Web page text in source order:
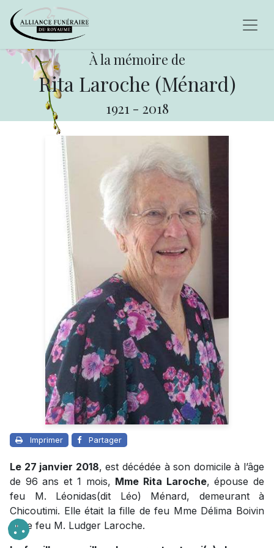
À la mémoire de
Rita Laroche (Ménard)
1921 - 2018
Imprimer Partager
Le 27 janvier 2018, est décédée à son domicile à l’âge
de 96 ans et 1 mois, Mme Rita Laroche, épouse de
feu M. Léonidas(dit Léo) Ménard, demeurant à
Chicoutimi. Elle était la fille de feu Mme Délima Boivin
et de feu M. Ludger Laroche.